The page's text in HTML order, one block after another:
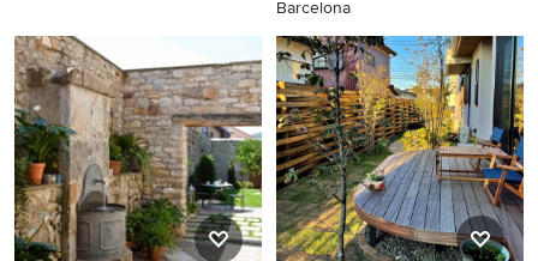
Barcelona
Rustikale Terrasse in
Barcelona